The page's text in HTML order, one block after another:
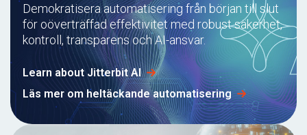
Demokratisera automatisering från början till slut
för oöverträffad effektivitet med robust säkerhet,
kontroll, transparens och AI-ansvar.
Learn about Jitterbit AI
Läs mer om heltäckande automatisering